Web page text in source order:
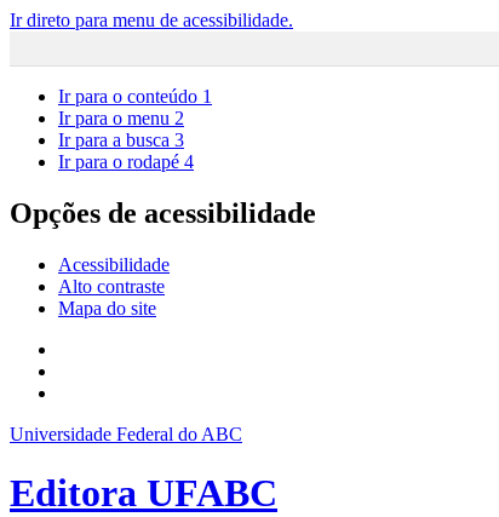
Ir direto para menu de acessibilidade.
Ir para o conteúdo 1
Ir para o menu 2
Ir para a busca 3
Ir para o rodapé 4
Opções de acessibilidade
Acessibilidade
Alto contraste
Mapa do site
Universidade Federal do ABC
Editora UFABC